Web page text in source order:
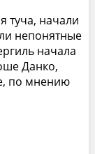
туча, начали
непонятные
начала
Данко,
по мнению